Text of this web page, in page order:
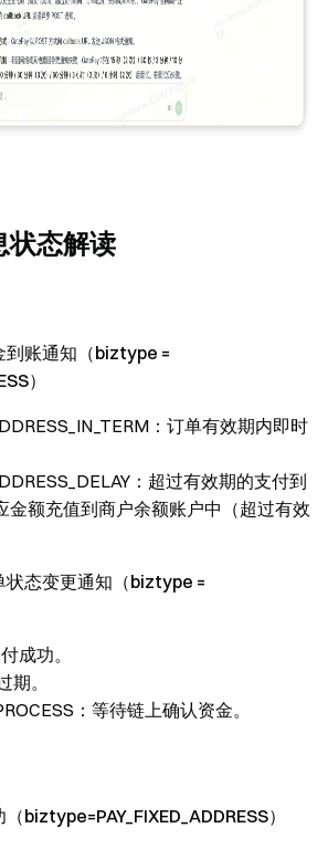
状态解读
到账通知（biztype =
）
：订单有效期内即时
：超过有效期的支付到
金额充值到商户余额账户中（超过有效
状态变更通知（biztype =
成功。
期。
：等待链上确认资金。
biztype=PAY_FIXED_ADDRESS）